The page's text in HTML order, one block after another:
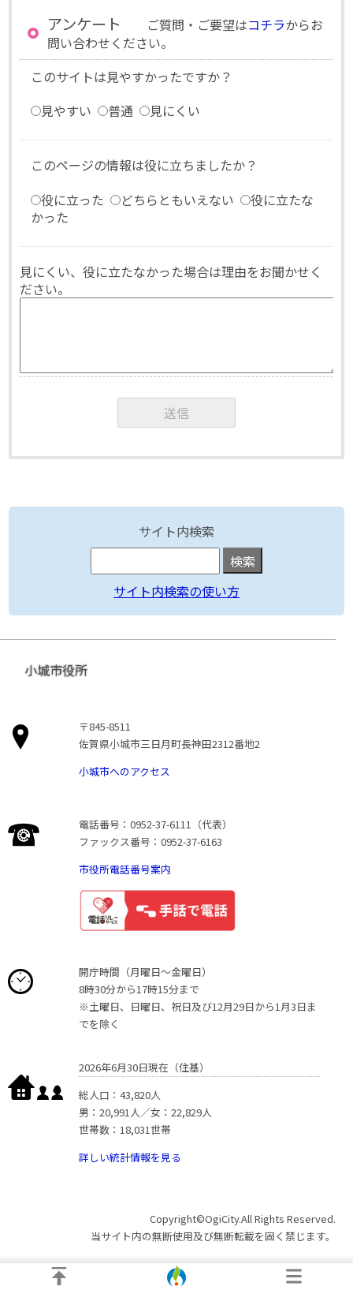
アンケート ご質問・ご要望はコチラからお
問い合わせください。
このサイトは見やすかったですか？
見やすい
普通 見にくい
このページの情報は役に立ちましたか？
役に立った
どちらともいえない
役に立たな
かった
見にくい、役に立たなかった場合は理由をお聞かせく
ださい。
サイト内検索
サイト内検索の使い方
小城市役所
〒845-8511
佐賀県小城市三日月町長神田2312番地2
小城市へのアクセス
電話番号：0952-37-6111（代表）
ファックス番号：0952-37-6163
市役所電話番号案内
開庁時間（月曜日〜金曜日）
8時30分から17時15分まで
※土曜日、日曜日、祝日及び12月29日から1月3日ま
でを除く
2026年6月30日現在（住基）
総人口：43,820人
男：20,991人／女：22,829人
世帯数：18,031世帯
詳しい統計情報を見る
Copyright©OgiCity.All Rights Reserved.
当サイト内の無断使用及び無断転載を固く禁じます。